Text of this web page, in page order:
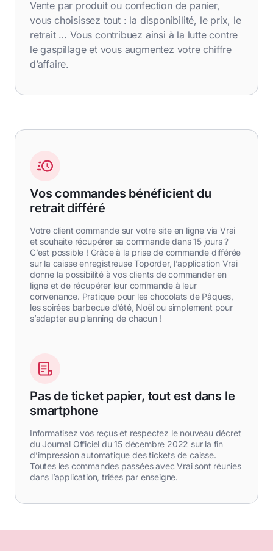
Vente par produit ou confection de panier,
vous choisissez tout : la disponibilité, le prix, le
retrait … Vous contribuez ainsi à la lutte contre
le gaspillage et vous augmentez votre chiffre
d’affaire.
Vos commandes bénéficient du
retrait différé
Votre client commande sur votre site en ligne via Vrai
et souhaite récupérer sa commande dans 15 jours ?
C’est possible ! Grâce à la prise de commande différée
sur la caisse enregistreuse Toporder, l’application Vrai
donne la possibilité à vos clients de commander en
ligne et de récupérer leur commande à leur
convenance. Pratique pour les chocolats de Pâques,
les soirées barbecue d’été, Noël ou simplement pour
s’adapter au planning de chacun !
Pas de ticket papier, tout est dans le
smartphone
Informatisez vos reçus et respectez le nouveau décret
du Journal Officiel du 15 décembre 2022 sur la fin
d’impression automatique des tickets de caisse.
Toutes les commandes passées avec Vrai sont réunies
dans l’application, triées par enseigne.